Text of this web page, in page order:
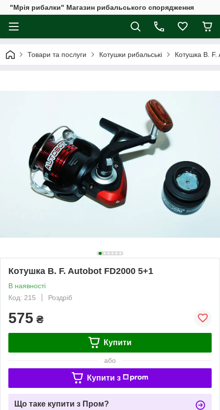
"Мрія рибалки" Магазин рибальського спорядження
Товари та послуги Котушки рибальські Котушка B.
Котушка B. F. Autobot FD2000 5+1
В наявності
Код: 215
Роздріб
575 ₴
Купити
або
Купити з
Що таке купити з Пром?